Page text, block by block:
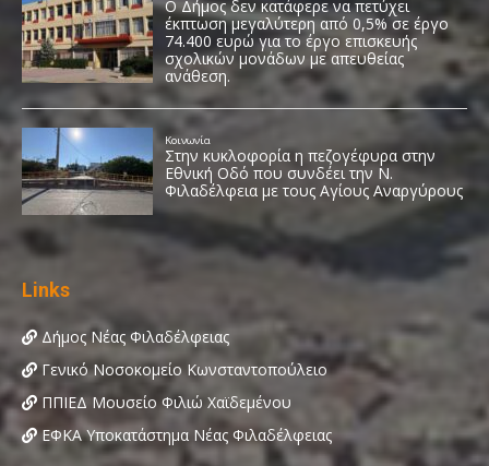
Links
Δήμος Νέας Φιλαδέλφειας
Γενικό Νοσοκομείο Κωνσταντοπούλειο
ΠΠΙΕΔ Μουσείο Φιλιώ Χαϊδεμένου
ΕΦΚΑ Υποκατάστημα Νέας Φιλαδέλφειας